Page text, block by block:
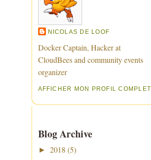
NICOLAS DE LOOF
Docker Captain, Hacker at
CloudBees and community events
organizer
AFFICHER MON PROFIL COMPLET
Blog Archive
► 2018 (5)